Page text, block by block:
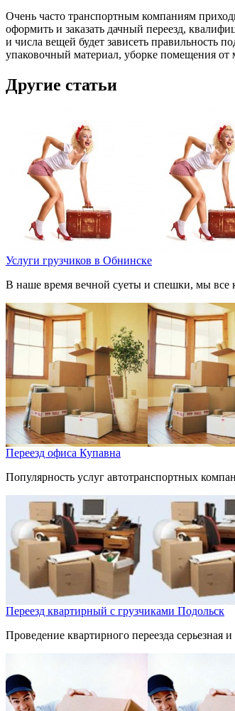
Очень часто транспортным компаниям
оформить и заказать дачный переезд,
и числа вещей будет зависеть правильность
упаковочный материал, уборке помещения от
Другие статьи
Услуги грузчиков в Обнинске
В наше время вечной суеты и спешки, мы все
Переезд офиса Купавна
Популярность услуг автотранспортных
Переезд квартирный с грузчиками Подольск
Проведение квартирного переезда серьезная